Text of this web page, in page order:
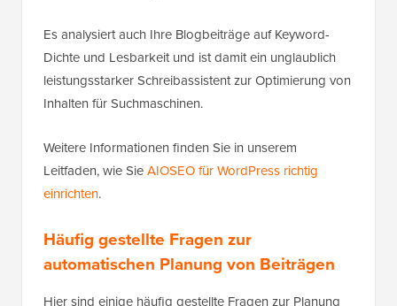
Es analysiert auch Ihre Blogbeiträge auf Keyword-
Dichte und Lesbarkeit und ist damit ein unglaublich
leistungsstarker Schreibassistent zur Optimierung von
Inhalten für Suchmaschinen.
Weitere Informationen finden Sie in unserem
Leitfaden, wie SieAIOSEO für WordPress richtig
einrichten.
Häufig gestellte Fragen zur
automatischen Planung von Beiträgen
Hier sind einige häufig gestellte Fragen zur Planung